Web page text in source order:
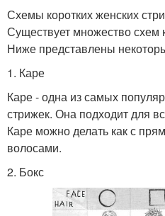
Схемы коротких женских
Существует множество схем
Ниже представлены
1. Каре
Каре - одна из самых
стрижек. Она подходит для
Каре можно делать как с
волосами.
2. Бокс